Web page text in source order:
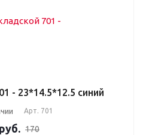
- 23*14.5*12.5 синий
Арт. 701
руб. 170